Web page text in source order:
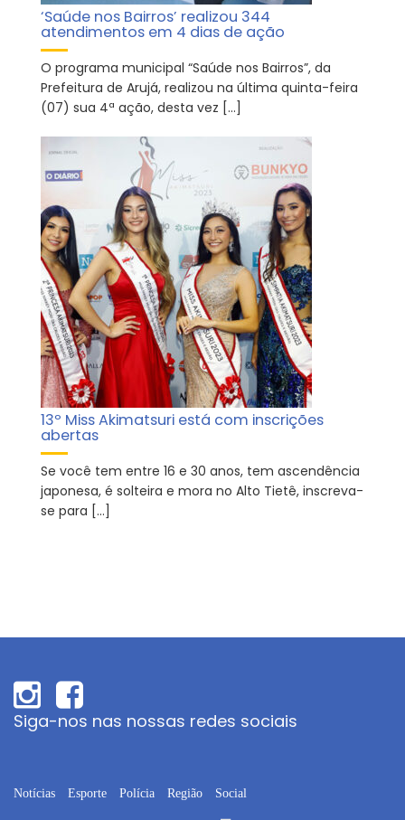
‘Saúde nos Bairros’ realizou 344
atendimentos em 4 dias de ação
O programa municipal “Saúde nos Bairros”, da
Prefeitura de Arujá, realizou na última quinta-feira
(07) sua 4ª ação, desta vez […]
13º Miss Akimatsuri está com inscrições
abertas
Se você tem entre 16 e 30 anos, tem ascendência
japonesa, é solteira e mora no Alto Tietê, inscreva-
se para […]
Siga-nos nas nossas redes sociais
Notícias Esporte Polícia Região Social